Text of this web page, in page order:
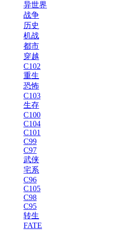
异世界
战争
历史
机战
都市
穿越
C102
重生
恐怖
C103
生存
C100
C104
C101
C99
C97
武侠
宅系
C96
C105
C98
C95
转生
FATE